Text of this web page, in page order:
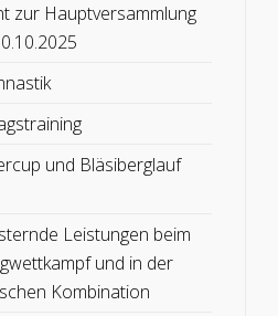
zur Hauptversammlung
und Bläsiberglauf
Leistungen beim
und in der
Kombination